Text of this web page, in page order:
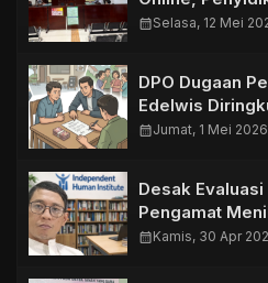
Kota Dinyatakan
calendar_monthSelasa, 12 Mei
DPO Dugaan
Edelwis
Perdamaian
calendar_monthJumat, 1 Mei 2026
Desak
Pengamat
di Bekasi Timur
calendar_monthKamis, 30 Apr